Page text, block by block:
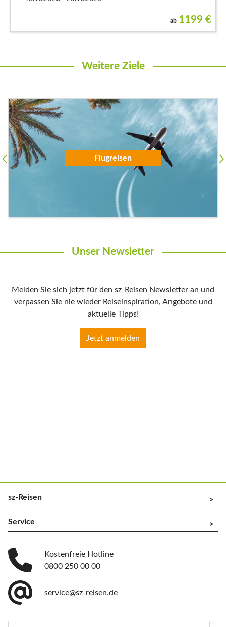
ab 1199 €
Weitere Ziele
Flugreisen
Unser Newsletter
Melden Sie sich jetzt für den sz-Reisen Newsletter an und
verpassen Sie nie wieder Reiseinspiration, Angebote und
aktuelle Tipps!
Jetzt anmelden
sz-Reisen ^
Service ^
Kostenfreie Hotline
0800 250 00 00
service@sz-reisen.de